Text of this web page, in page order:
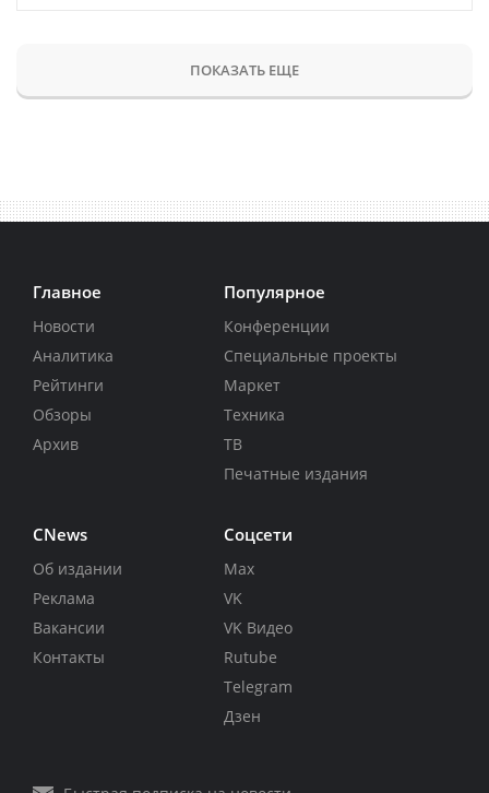
ПОКАЗАТЬ ЕЩЕ
Главное
Новости
Аналитика
Рейтинги
Обзоры
Архив
Популярное
Конференции
Специальные проекты
Маркет
Техника
ТВ
Печатные издания
CNews
Об издании
Реклама
Вакансии
Контакты
Соцсети
Max
VK
VK Видео
Rutube
Telegram
Дзен